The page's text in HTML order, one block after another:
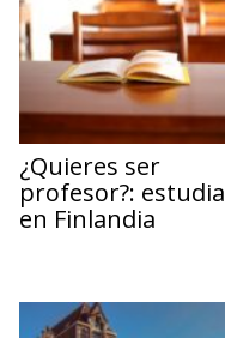
¿Quieres ser
profesor?: estudia
en Finlandia